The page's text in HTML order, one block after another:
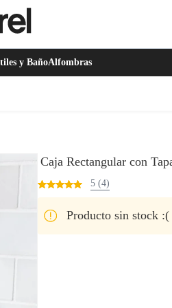
y BañoAlfombras
Caja Rectangular con
5 (4)
Producto sin stock :(